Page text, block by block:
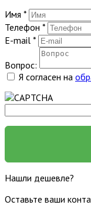
Имя *
Телефон *
E-mail *
Вопрос:
Я согласен на
Нашли дешевле?
Оставьте ваши